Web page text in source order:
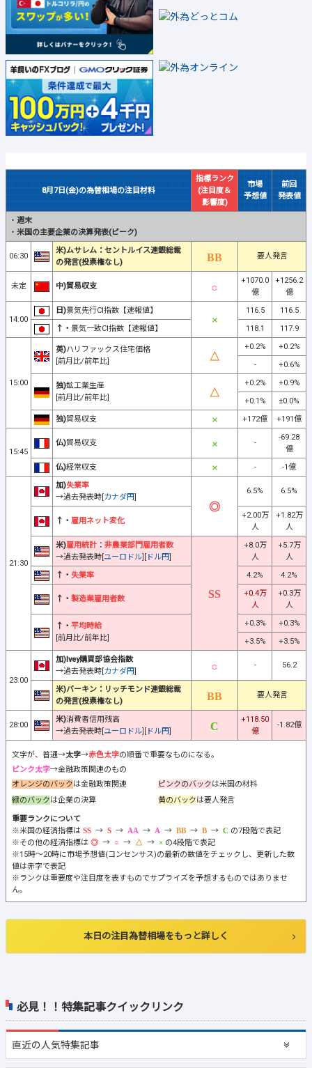
必見！！特集記事クイックリンク
直近の人気特集記事
8月7日(金)の為替相場の注目材料
指標ランク
(注目度＆
影響度)
市場
予想値
前回
発表値
・ 週末
・ 米国の主要企業の決算発表(ピーク)
06:30
米)ムサレム：セントルイス連銀総裁
の発言(投票権なし)
要人発言
未定 中)貿易収支
+1070.0
億
+1256.2
億
14:00
日)景気先行CI指数【速報値】 116.5
116.5
↑・ 景気一致CI指数【速報値】 118.1 117.9
15:00
英)ハリファックス住宅価格
[前月比/前年比]
+0.2%
+0.2%
-
+0.6%
独)鉱工業生産
[前月比/前年比]
+0.2%
+0.9%
+0.1%
±0.0%
独)貿易収支 +172億 +191億
15:45
仏)貿易収支 -
-69.28
億
仏)経常収支 - -1億
21:30
加)失業率
→過去発表時[カナダ円]
6.5% 6.5%
↑・ 雇用ネット変化
+2.00万
人
+1.82万
人
米)雇用統計 ： 非農業部門雇用者数
→過去発表時[ユーロドル][ ドル円]
+8.0万
人
+5.7万
人
↑・ 失業率 4.2% 4.2%
↑・ 製造業雇用者数
+0.4万
人
+0.3万
人
↑・ 平均時給
[前月比/前年比]
+0.3%
+0.3%
+3.5%
+3.5%
23:00
加)Ivey購買部協会指数
→過去発表時[カナダ円]
- 56.2
米)バーキン：リッチモンド連銀総裁
の発言(投票権なし)
要人発言
28:00
米)消費者信用残高
→過去発表時[ユーロドル][ ドル円]
+118.50
億
-1.82億
文字が、普通→太字→赤色太字の順番で重要なものになる。
ピンク太字→金融政策関連のもの
オレンジのバックは金融政策関連 ピンクのバックは米国の材料
緑のバックは企業の決算 黄のバックは要人発言
重要ランクについて
※米国の経済指標は
→ → → → → →
の7段階で表記
※その他の経済指標は
→ → →
の4段階で表記
※15時～20時に市場予想値(コンセンサス)の最新の数値をチェックし、更新した数
値は赤字で表記
※ランクは重要度や注目度を表すものでサプライズを予想するものではありませ
ん。
本日の注目為替相場をもっと詳しく